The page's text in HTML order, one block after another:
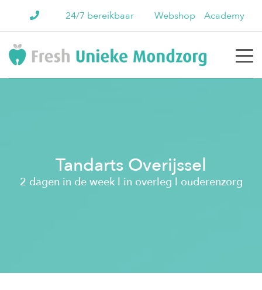
24/7 bereikbaar Webshop Academy
Tandarts Overijssel
2 dagen in de week l in overleg l ouderenzorg